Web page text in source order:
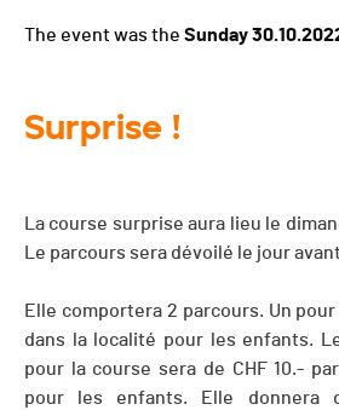
The event was the Sunday
Surprise !
La course surprise aura lieu le
Le parcours sera dévoilé le jour
Elle comportera 2 parcours. Un
dans la localité pour les enfants.
pour la course sera de CHF 10.-
pour les enfants. Elle donnera